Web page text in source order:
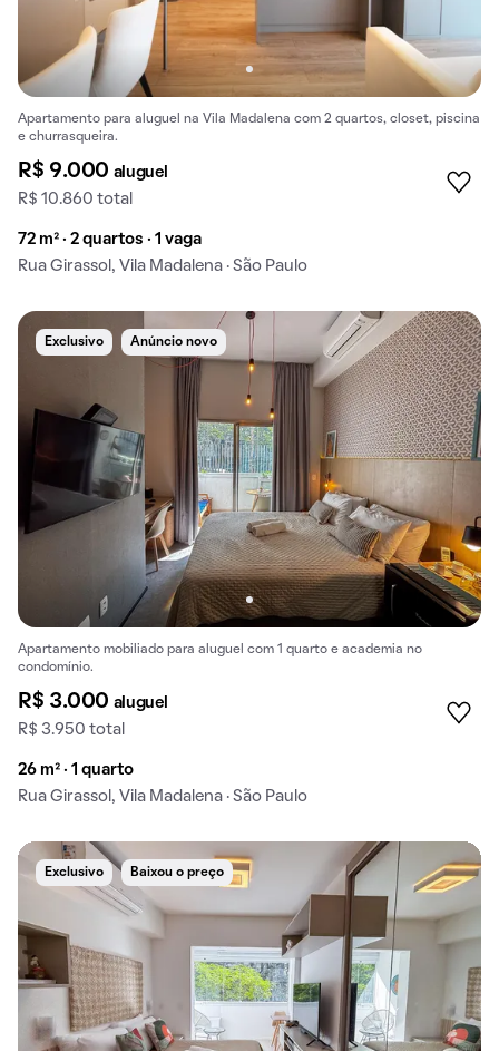
Apartamento para aluguel na Vila Madalena com 2 quartos, closet, piscina
e churrasqueira.
R$ 9.000 aluguel
R$ 10.860 total
72 m² · 2 quartos · 1 vaga
Rua Girassol, Vila Madalena · São Paulo
Exclusivo Anúncio novo
Apartamento mobiliado para aluguel com 1 quarto e academia no
condomínio.
R$ 3.000 aluguel
R$ 3.950 total
26 m² · 1 quarto
Rua Girassol, Vila Madalena · São Paulo
Exclusivo Baixou o preço